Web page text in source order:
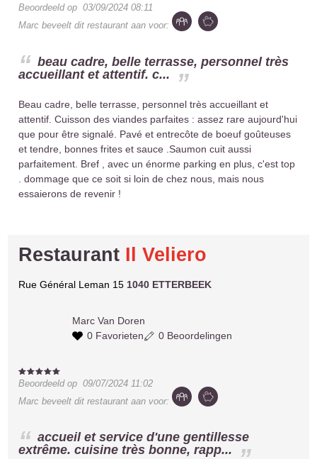
Beoordeeld op03/09/2024 08:11
Marc beveelt dit restaurant aan voor:
beau cadre, belle terrasse, personnel très
accueillant et attentif. c...
Beau cadre, belle terrasse, personnel très accueillant et
attentif. Cuisson des viandes parfaites : assez rare aujourd'hui
que pour être signalé. Pavé et entrecôte de boeuf goûteuses
et tendre, bonnes frites et sauce .Saumon cuit aussi
parfaitement. Bref , avec un énorme parking en plus, c'est top
. dommage que ce soit si loin de chez nous, mais nous
essaierons de revenir !
Restaurant Il Veliero
Rue Général Leman 15 1040 ETTERBEEK
Marc Van Doren
0 Favorieten
0 Beoordelingen
Beoordeeld op09/07/2024 11:02
Marc beveelt dit restaurant aan voor:
accueil et service d'une gentillesse
extrême. cuisine très bonne, rapp...